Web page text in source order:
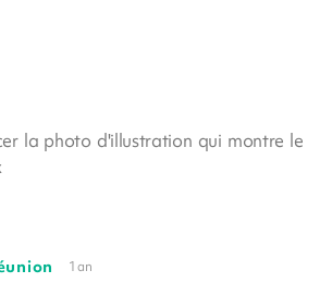
la photo d'illustration qui montre le
1 an